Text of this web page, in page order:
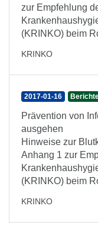
zur Empfehlung
(KRINKO) beim
KRINKO
2017-01-16
Prävention von
ausgehen
Hinweise zur
Anhang 1 zur
(KRINKO) beim
KRINKO